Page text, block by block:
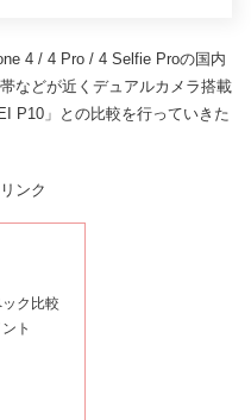
4 / 4 Pro / 4 Selfie Proの国内
などが近くデュアルカメラ搭載
P10」との比較を行っていきた
ンク
ク比較
ト